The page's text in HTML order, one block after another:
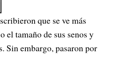
que se ve más
el tamaño de sus senos y
Sin embargo, pasaron por